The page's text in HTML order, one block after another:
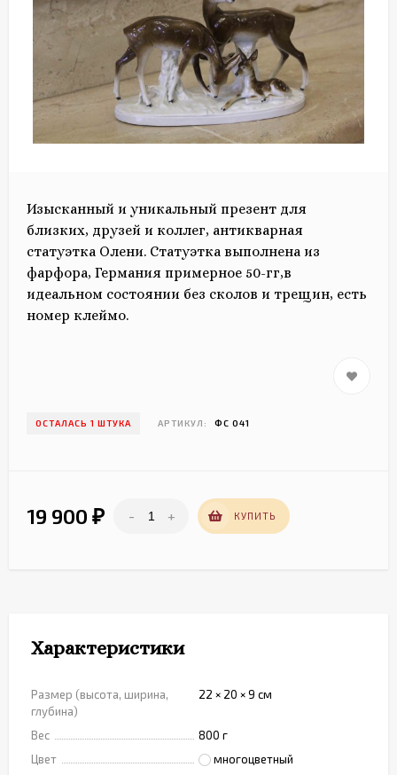
Изысканный и уникальный презент для
близких, друзей и коллег, антикварная
статуэтка Олени. Статуэтка выполнена из
фарфора, Германия примерное 50-гг,в
идеальном состоянии без сколов и трещин, есть
номер клеймо.
ОСТАЛАСЬ 1 ШТУКА АРТИКУЛ: ФС 041
19 900 ₽ - + КУПИТЬ
Характеристики
Размер (высота, ширина,
глубина)
22 × 20 × 9 см
Вес
800 г
Цвет
многоцветный